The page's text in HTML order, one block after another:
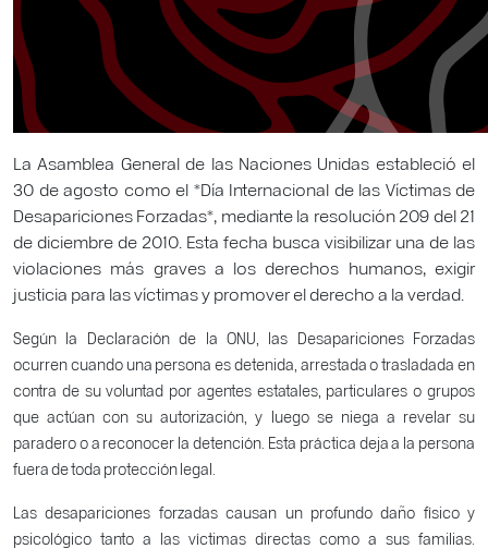
La Asamblea General de las Naciones Unidas estableció el
30 de agosto como el *Día Internacional de las Víctimas de
Desapariciones Forzadas*, mediante la resolución 209 del 21
de diciembre de 2010. Esta fecha busca visibilizar una de las
violaciones más graves a los derechos humanos, exigir
justicia para las víctimas y promover el derecho a la verdad.
Según la Declaración de la ONU, las Desapariciones Forzadas
ocurren cuando una persona es detenida, arrestada o trasladada en
contra de su voluntad por agentes estatales, particulares o grupos
que actúan con su autorización, y luego se niega a revelar su
paradero o a reconocer la detención. Esta práctica deja a la persona
fuera de toda protección legal.
Las desapariciones forzadas causan un profundo daño físico y
psicológico tanto a las víctimas directas como a sus familias.